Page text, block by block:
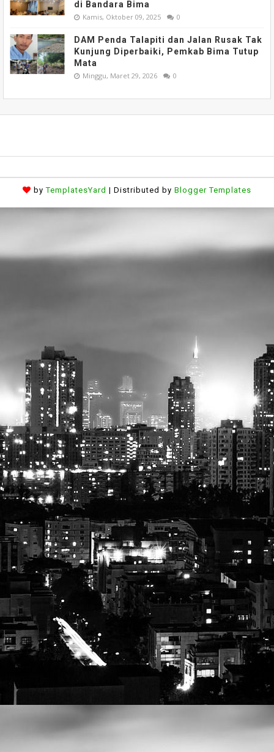
di Bandara Bima
Kamis, Oktober 09, 2025 0
DAM Penda Talapiti dan Jalan Rusak Tak
Kunjung Diperbaiki, Pemkab Bima Tutup
Mata
Minggu, Maret 29, 2026 0
byTemplatesYard | Distributed by Blogger Templates